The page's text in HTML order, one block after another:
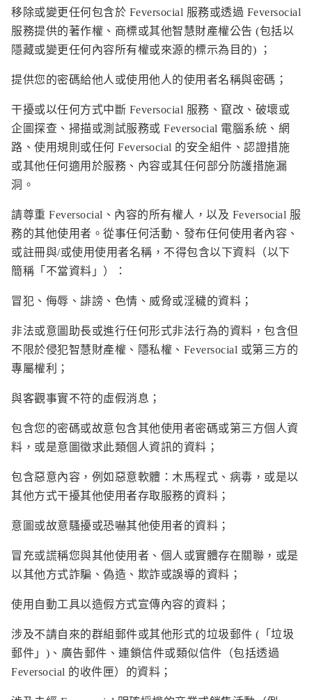
移除或變更任何包含於 Feversocial 服務或透過 Feversocial
服務提供的著作權、商標或其他智慧財產權公告 (包括以
隱藏或變更任何內容所有權或來源的標示為目的) ；
提供您的密碼給他人或使用他人的使用者名稱與密碼；
干擾或以任何方式中斷 Feversocial 服務、竄改、破壞或
企圖探查、掃描或測試服務或 Feversocial 電腦系統、網
路、使用規則或任何 Feversocial 的安全組件、認證措施
或其他任何適用於服務、內容或其任何部分防護措施漏
洞。
請尊重 Feversocial、內容的所有權人，以及 Feversocial 服
務的其他使用者。從事任何活動、發布任何使用者內容、
或註冊與/或使用使用者名稱，不得包含以下資料（以下
簡稱「不當資料」）：
冒犯、侮辱、誹謗、色情、威脅或淫穢的資料；
非法或意圖助長或進行任何形式非法行為的資料，包含但
不限於侵犯智慧財產權、隱私權、Feversocial 或第三方的
專屬權利；
與客觀事實不符的虛假消息；
包含您的密碼或故意包含其他使用者密碼或第三方個人資
料，或是意圖徵求此類個人資訊的資料；
包含惡意內容，例如惡意軟體：木馬程式、病毒，或是以
其他方式干擾其他使用者存取服務的資料；
意圖或故意騷擾或恐嚇其他使用者的資料；
冒充或謊稱您與其他使用者、個人或實體存在關聯，或是
以其他方式詐騙、偽造、欺詐或誤導的資料；
使用自動工具以造假方式宣傳內容的資料；
涉及不請自來的群組郵件或其他形式的垃圾郵件 (「垃圾
郵件」)、廣告郵件、連鎖信件或類似信件（包括透過
Feversocial 的收件匣）的資料；